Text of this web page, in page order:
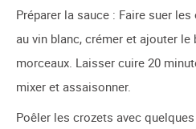
Préparer la sauce : Faire suer
au vin blanc, crémer et ajouter le
morceaux. Laisser cuire 20
mixer et assaisonner.
Poêler les crozets avec